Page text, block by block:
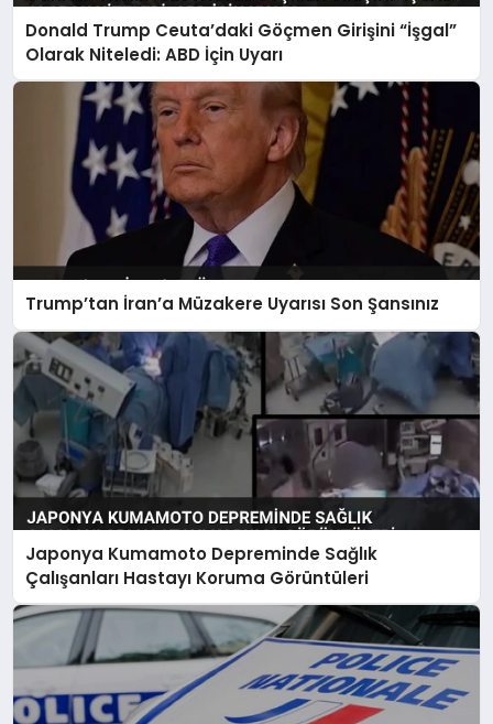
Donald Trump Ceuta’daki Göçmen Girişini “İşgal”
Olarak Niteledi: ABD İçin Uyarı
Trump’tan İran’a Müzakere Uyarısı Son Şansınız
Japonya Kumamoto Depreminde Sağlık
Çalışanları Hastayı Koruma Görüntüleri